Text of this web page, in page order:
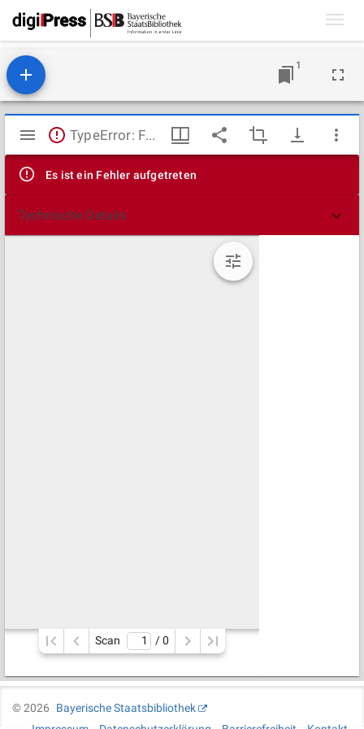
1
Mirador
Viewer
TypeError: Failed to fetch
Es ist ein Fehler aufgetreten
Technische Details
Scan / 0
©2026
Bayerische Staatsbibliothek